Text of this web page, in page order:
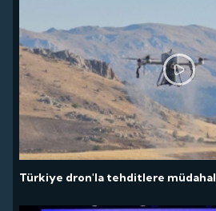
Türkiye dron'la tehditlere